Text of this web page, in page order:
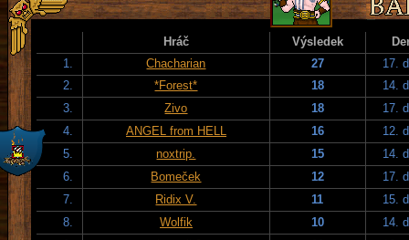
Hráč Výsledek
1.
Chacharian 27
17.
2.
*Forest* 18
14.
3.
Zivo 18
17.
4.
ANGEL from HELL 16
12.
5.
noxtrip. 15
14.
6.
Bomeček 12
17.
7.
Ridix V. 11
15.
8.
Wolfik 10
14.